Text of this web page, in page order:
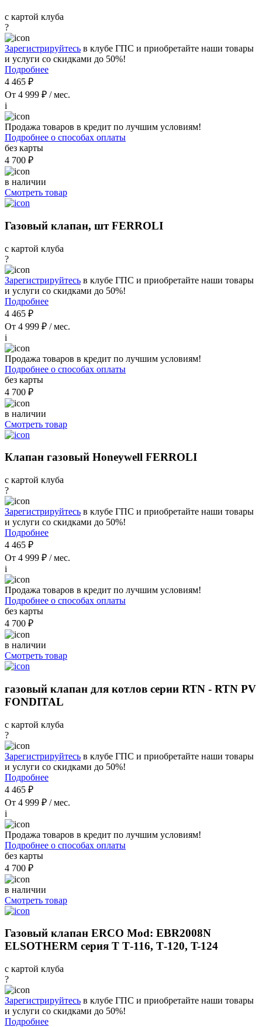
с картой клуба
?
Зарегистрируйтесь в клубе ГПС и приобретайте наши товары
и услуги со скидками до 50%!
Подробнее
4 465 ₽
От 4 999 ₽ / мес.
i
Продажа товаров в кредит по лучшим условиям!
Подробнее о способах оплаты
без карты
4 700 ₽
в наличии
Смотреть товар
Газовый клапан, шт FERROLI
с картой клуба
?
Зарегистрируйтесь в клубе ГПС и приобретайте наши товары
и услуги со скидками до 50%!
Подробнее
4 465 ₽
От 4 999 ₽ / мес.
i
Продажа товаров в кредит по лучшим условиям!
Подробнее о способах оплаты
без карты
4 700 ₽
в наличии
Смотреть товар
Клапан газовый Honeywell FERROLI
с картой клуба
?
Зарегистрируйтесь в клубе ГПС и приобретайте наши товары
и услуги со скидками до 50%!
Подробнее
4 465 ₽
От 4 999 ₽ / мес.
i
Продажа товаров в кредит по лучшим условиям!
Подробнее о способах оплаты
без карты
4 700 ₽
в наличии
Смотреть товар
газовый клапан для котлов серии RTN - RTN PV
FONDITAL
с картой клуба
?
Зарегистрируйтесь в клубе ГПС и приобретайте наши товары
и услуги со скидками до 50%!
Подробнее
4 465 ₽
От 4 999 ₽ / мес.
i
Продажа товаров в кредит по лучшим условиям!
Подробнее о способах оплаты
без карты
4 700 ₽
в наличии
Смотреть товар
Газовый клапан ERCO Mod: EBR2008N
ELSOTHERM серия Т Т-116, Т-120, T-124
с картой клуба
?
Зарегистрируйтесь в клубе ГПС и приобретайте наши товары
и услуги со скидками до 50%!
Подробнее